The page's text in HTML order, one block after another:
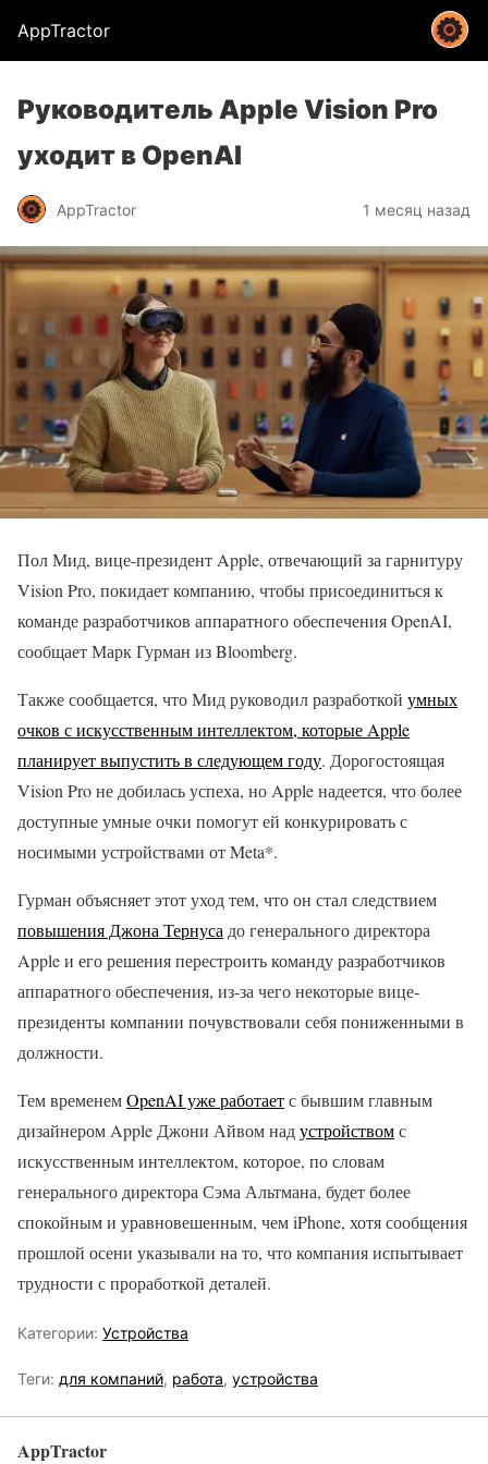
AppTractor
Руководитель Apple Vision Pro
уходит в OpenAI
AppTractor 1 месяц назад
Пол Мид, вице-президент Apple, отвечающий за гарнитуру
Vision Pro, покидает компанию, чтобы присоединиться к
команде разработчиков аппаратного обеспечения OpenAI,
сообщает Марк Гурман из Bloomberg.
Также сообщается, что Мид руководил разработкой умных
очков с искусственным интеллектом, которые Apple
планирует выпустить в следующем году. Дорогостоящая
Vision Pro не добилась успеха, но Apple надеется, что более
доступные умные очки помогут ей конкурировать с
носимыми устройствами от Meta*.
Гурман объясняет этот уход тем, что он стал следствием
повышения Джона Тернуса до генерального директора
Apple и его решения перестроить команду разработчиков
аппаратного обеспечения, из-за чего некоторые вице-
президенты компании почувствовали себя пониженными в
должности.
Тем временемOpenAI уже работаетс бывшим главным
дизайнером Apple Джони Айвом надустройствомс
искусственным интеллектом, которое, по словам
генерального директора Сэма Альтмана, будет более
спокойным и уравновешенным, чем iPhone, хотя сообщения
прошлой осени указывали на то, что компания испытывает
трудности с проработкой деталей.
Категории: Устройства
Теги: для компаний, работа, устройства
AppTractor